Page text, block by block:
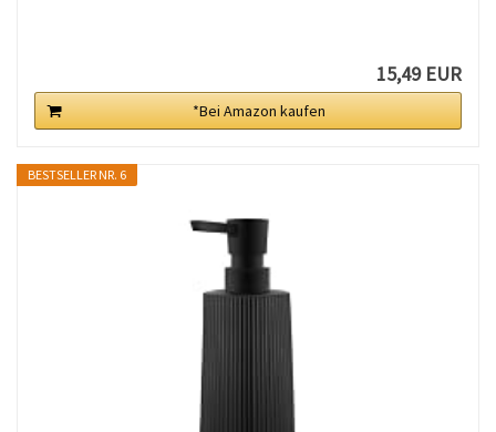
15,49 EUR
*Bei Amazon kaufen
BESTSELLER NR. 6